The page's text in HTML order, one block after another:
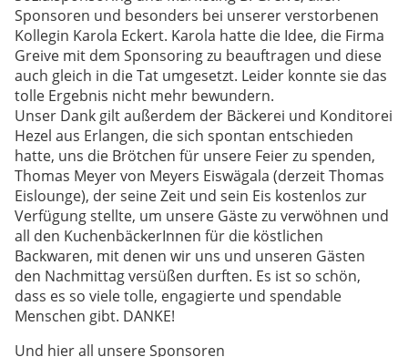
Sponsoren und besonders bei unserer verstorbenen
Kollegin Karola Eckert. Karola hatte die Idee, die Firma
Greive mit dem Sponsoring zu beauftragen und diese
auch gleich in die Tat umgesetzt. Leider konnte sie das
tolle Ergebnis nicht mehr bewundern.
Unser Dank gilt außerdem der Bäckerei und Konditorei
Hezel aus Erlangen, die sich spontan entschieden
hatte, uns die Brötchen für unsere Feier zu spenden,
Thomas Meyer von Meyers Eiswägala (derzeit Thomas
Eislounge), der seine Zeit und sein Eis kostenlos zur
Verfügung stellte, um unsere Gäste zu verwöhnen und
all den KuchenbäckerInnen für die köstlichen
Backwaren, mit denen wir uns und unseren Gästen
den Nachmittag versüßen durften. Es ist so schön,
dass es so viele tolle, engagierte und spendable
Menschen gibt. DANKE!
Und hier all unsere Sponsoren